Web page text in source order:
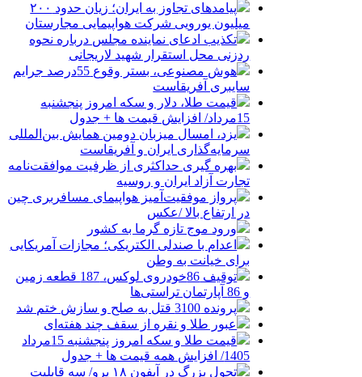
پیامدهای تجاوز به ایران؛ زیان حدود ۲۰۰
میلیون یورویی شرکت هواپیمایی مجارستان
تکذیب ادعای نماینده مجلس درباره نحوه
ردزنی محل استقرار شهید لاریجانی
هوش مصنوعی، بستر وقوع 55درصد جرایم
سایبری آفریقاست
قیمت طلا، دلار و سکه امروز پنجشنبه
15مرداد/ افزایش قیمت ها + جدول
یزد، امسال میزبان دومین همایش بین‌المللی
سرمایه‌گذاری ایران و آفریقاست
بهره گیری حداکثری از ظرفیت موافقت‌نامه
تجارت آزاد ایران و روسیه
پرواز موفقیت‌آمیز هواپیمای مسافربری چین
در ارتفاع بالا /عکس
ورود موج تازه گرما به کشور
اعدام با صندلی الکتریکی؛ مجازات آمریکایی
برای خیانت به وطن
توقیف 86خودروی لوکس، 187 قطعه زمین
و 86 آپارتمان تراستی‌ها
پرونده 3100 قتل به صلح و سازش ختم شد
عبور طلا و نقره از سقف چند هفته‌ای
قیمت طلا و سکه امروز پنجشنبه 15مرداد
1405/ افزایش همه قیمت ها + جدول
تحول بزرگ در آیفون ۱۸ پرو/ سه قابلیت